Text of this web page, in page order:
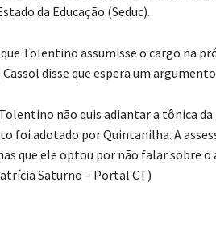
da Educação (Seduc).
Tolentino assumisse o cargo na
disse que espera um
não quis adiantar a tônica da
foi adotado por Quintanilha. A
que ele optou por não falar sobre
Saturno – Portal CT)